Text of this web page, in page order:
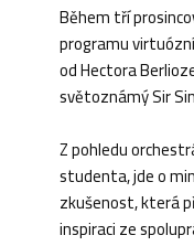
Během tří
programu
od Hectora
světoznámý Sir
Z pohledu
studenta, jde o
zkušenost, která
inspiraci ze